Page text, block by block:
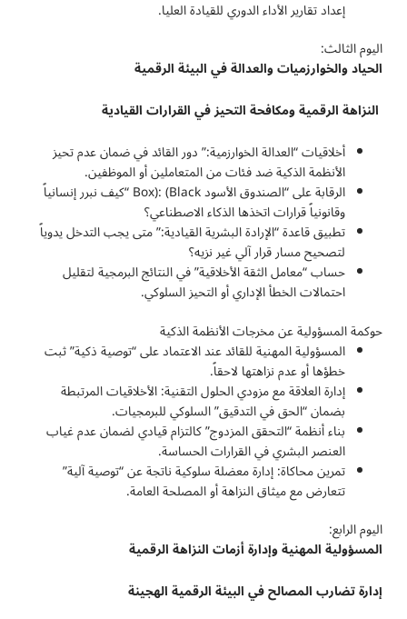
إعداد تقارير الأداء الدوري للقيادة العليا.
اليوم الثالث:
الحيادوالخوارزميات والعدالة في البيئة الرقمية
النزاهةالرقميةومكافحةالتحيزفيالقراراتالقيادية
أخلاقيات “العدالة الخوارزمية:” دور القائد في ضمان عدم تحيز
الأنظمة الذكية ضد فئات من المتعاملين أو الموظفين.
الرقابة على “الصندوق الأسود Box): (Black “كيف نبرر إنسانياً
وقانونياً قرارات اتخذها الذكاء الاصطناعي؟
تطبيق قاعدة “الإرادة البشرية القيادية:” متى يجب التدخل يدوياً
لتصحيح مسار قرار آلي غير نزيه؟
حساب “معامل الثقة الأخلاقية” في النتائج البرمجية لتقليل
احتمالات الخطأ الإداري أو التحيز السلوكي.
حوكمة المسؤولية عن مخرجات الأنظمة الذكية
المسؤولية المهنية للقائد عند الاعتماد على “توصية ذكية” ثبت
خطؤها أو عدم نزاهتها لاحقاً.
إدارة العلاقة مع مزودي الحلول التقنية: الأخلاقيات المرتبطة
بضمان “الحق في التدقيق” السلوكي للبرمجيات.
بناء أنظمة “التحقق المزدوج” كالتزام قيادي لضمان عدم غياب
العنصر البشري في القرارات الحساسة.
تمرين محاكاة: إدارة معضلة سلوكية ناتجة عن “توصية آلية”
تتعارض مع ميثاق النزاهة أو المصلحة العامة.
اليوم الرابع:
المسؤولية المهنية وإدارة أزمات النزاهة الرقمية
إدارةتضاربالمصالحفيالبيئةالرقميةالهجينة